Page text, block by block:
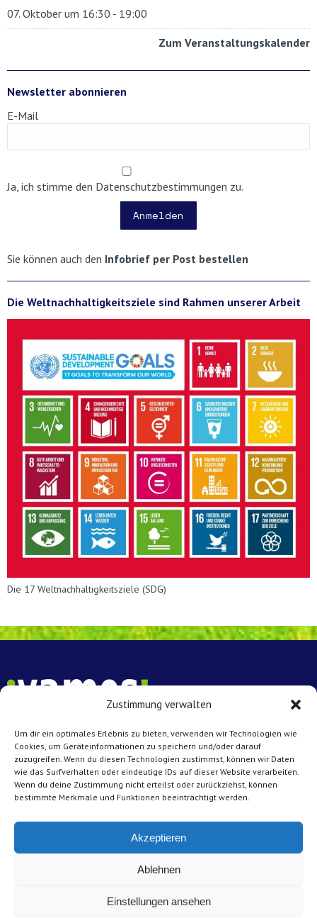
Zustimmung verwalten
Um dir ein optimales Erlebnis zu bieten, verwenden wir Technologien wie
Cookies, um Geräteinformationen zu speichern und/oder darauf
zuzugreifen. Wenn du diesen Technologien zustimmst, können wir Daten
wie das Surfverhalten oder eindeutige IDs auf dieser Website verarbeiten.
Wenn du deine Zustimmung nicht erteilst oder zurückziehst, können
bestimmte Merkmale und Funktionen beeinträchtigt werden.
Akzeptieren
Ablehnen
Einstellungen ansehen
07. Oktober um 16:30 - 19:00
Zum Veranstaltungskalender
Newsletter abonnieren
E-Mail
Ja, ich stimme den Datenschutzbestimmungen zu.
Anmelden
Sie können auch den Infobrief per Post bestellen
Die Weltnachhaltigkeitsziele sind Rahmen unserer Arbeit
Die 17 Weltnachhaltigkeitsziele (SDG)
Vamos e.V. Münster
Achtermannstr. 10 – 12
48143 Münster
Kontakt
E-Mail: